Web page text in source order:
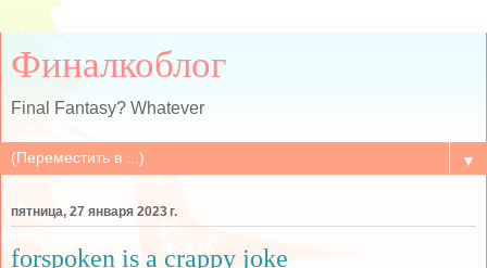
Финалкоблог
Final Fantasy? Whatever
▼
пятница, 27 января 2023 г.
forspoken is a crappy joke